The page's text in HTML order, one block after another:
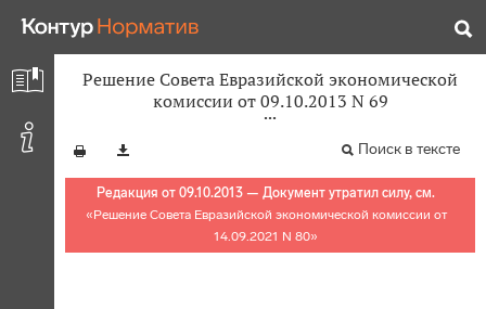
Решение Совета Евразийской экономической
комиссии от 09.10.2013 N 69
Поиск в тексте
Редакция от 09.10.2013 — Документ утратил силу, см.
«Решение Совета Евразийской экономической комиссии от
14.09.2021 N 80»